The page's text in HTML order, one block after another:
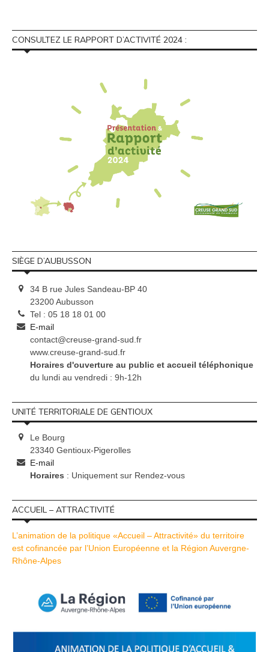
CONSULTEZ LE RAPPORT D’ACTIVITÉ 2024 :
SIÈGE D’AUBUSSON
34 B rue Jules Sandeau-BP 40
23200 Aubusson
Tel : 05 18 18 01 00
E-mail
contact@creuse-grand-sud.fr
www.creuse-grand-sud.fr
Horaires d'ouverture au public et accueil téléphonique
du lundi au vendredi : 9h-12h
UNITÉ TERRITORIALE DE GENTIOUX
Le Bourg
23340 Gentioux-Pigerolles
E-mail
Horaires : Uniquement sur Rendez-vous
ACCUEIL – ATTRACTIVITÉ
L’animation de la politique «Accueil – Attractivité» du territoire
est cofinancée par l’Union Européenne et la Région Auvergne-
Rhône-Alpes